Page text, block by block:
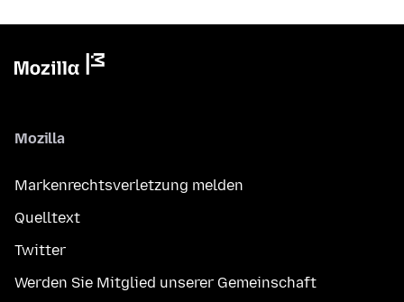
Mozilla
Markenrechtsverletzung melden
Quelltext
Twitter
Werden Sie Mitglied unserer Gemeinschaft